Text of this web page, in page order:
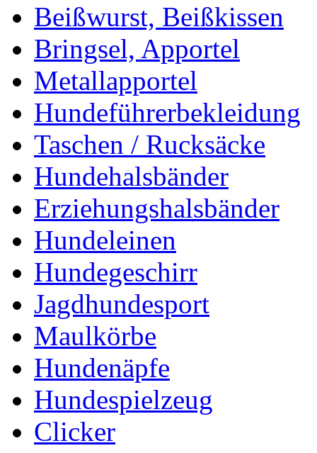
Beißwurst, Beißkissen
Bringsel, Apportel
Metallapportel
Hundeführerbekleidung
Taschen / Rucksäcke
Hundehalsbänder
Erziehungshalsbänder
Hundeleinen
Hundegeschirr
Jagdhundesport
Maulkörbe
Hundenäpfe
Hundespielzeug
Clicker